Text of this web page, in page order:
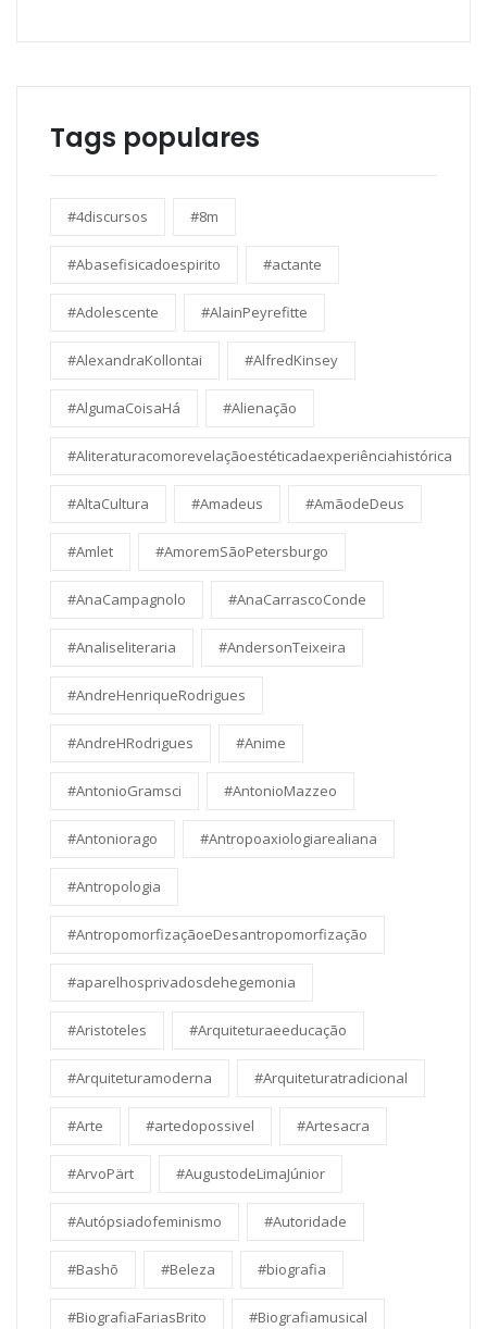
Tags populares
#4discursos #8m
#Abasefisicadoespirito #actante
#Adolescente #AlainPeyrefitte
#AlexandraKollontai #AlfredKinsey
#AlgumaCoisaHá #Alienação
#Aliteraturacomorevelaçãoestéticadaexperiênciahistórica
#AltaCultura #Amadeus #AmãodeDeus
#Amlet #AmoremSãoPetersburgo
#AnaCampagnolo #AnaCarrascoConde
#Analiseliteraria #AndersonTeixeira
#AndreHenriqueRodrigues
#AndreHRodrigues #Anime
#AntonioGramsci #AntonioMazzeo
#Antoniorago #Antropoaxiologiarealiana
#Antropologia
#AntropomorfizaçãoeDesantropomorfização
#aparelhosprivadosdehegemonia
#Aristoteles #Arquiteturaeeducação
#Arquiteturamoderna #Arquiteturatradicional
#Arte #artedopossivel #Artesacra
#ArvoPärt #AugustodeLimaJúnior
#Autópsiadofeminismo #Autoridade
#Bashō #Beleza #biografia
#BiografiaFariasBrito #Biografiamusical